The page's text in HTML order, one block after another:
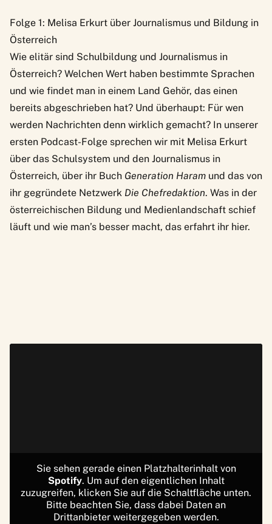
Folge 1: Melisa Erkurt über Journalismus und Bildung in
Österreich
Wie elitär sind Schulbildung und Journalismus in
Österreich? Welchen Wert haben bestimmte Sprachen
und wie findet man in einem Land Gehör, das einen
bereits abgeschrieben hat? Und überhaupt: Für wen
werden Nachrichten denn wirklich gemacht? In unserer
ersten Podcast-Folge sprechen wir mit Melisa Erkurt
über das Schulsystem und den Journalismus in
Österreich, über ihr Buch Generation Haram und das von
ihr gegründete Netzwerk Die Chefredaktion. Was in der
österreichischen Bildung und Medienlandschaft schief
läuft und wie man’s besser macht, das erfahrt ihr hier.
Sie sehen gerade einen Platzhalterinhalt von
Spotify. Um auf den eigentlichen Inhalt
zuzugreifen, klicken Sie auf die Schaltfläche unten.
Bitte beachten Sie, dass dabei Daten an
Drittanbieter weitergegeben werden.